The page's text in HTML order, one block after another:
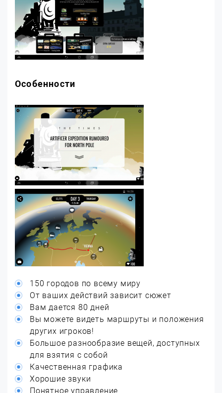
Особенности
150 городов по всему миру
От ваших действий зависит сюжет
Вам дается 80 дней
Вы можете видеть маршруты и положения
других игроков!
Большое разнообразие вещей, доступных
для взятия с собой
Качественная графика
Хорошие звуки
Понятное управление